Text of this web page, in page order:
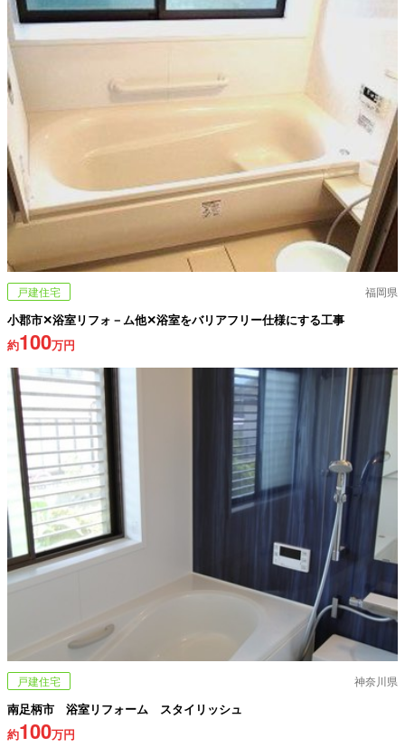
戸建住宅 福岡県
小郡市✕浴室リフォ－ム他✕浴室をバリアフリー仕様にする工事
約100万円
戸建住宅 神奈川県
南足柄市 浴室リフォーム スタイリッシュ
約100万円